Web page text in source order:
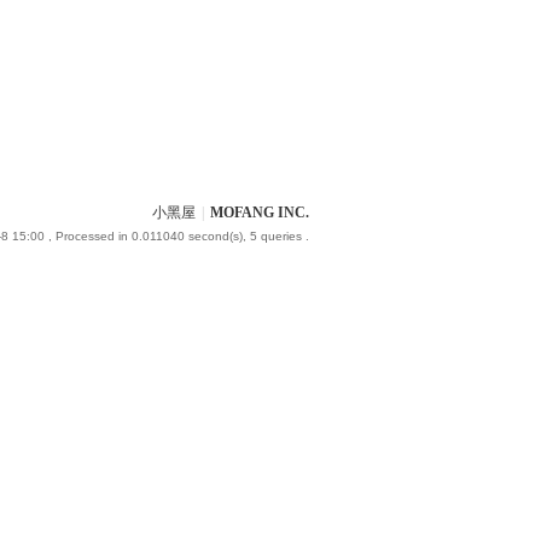
小黑屋 MOFANG INC.
15:00 , Processed in 0.011040 second(s), 5 queries .